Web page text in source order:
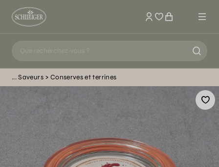
Mon compte
Saveurs Conserves et terrines